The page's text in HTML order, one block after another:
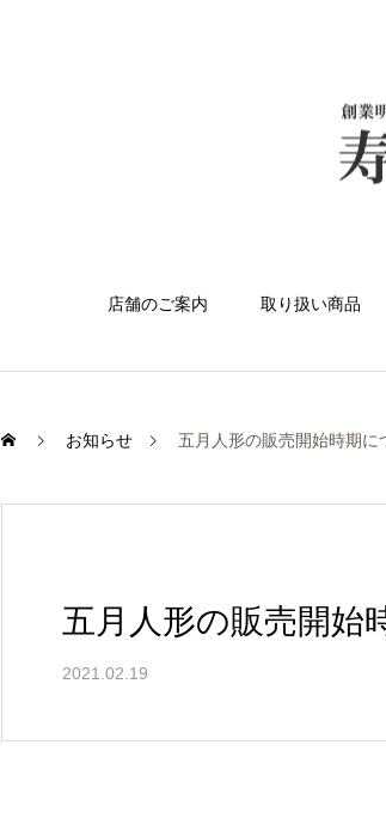
店舗のご案内 取り扱い商品
お知らせ 五月人形の販売開始時期に
五月人形の販売開始
2021.02.19